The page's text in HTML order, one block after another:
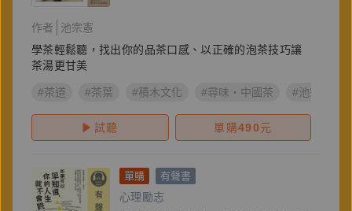
作者
池宗憲
學茶輕鬆聽，找出你的品茶口感、以正確的泡茶技巧讓
茶湯更甘美
#茶道 #茶葉 #積木文化 #尋味・中國茶 #池宗憲
試聽 單購490元
單購 有聲書
心理勵志